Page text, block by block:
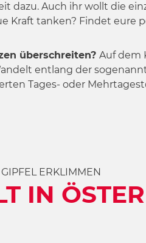
dazu. Auch ihr wollt die
Kraft tanken? Findet eure
überschreiten? Auf dem
entlang der
Tages- oder
ERKLIMMEN
IN